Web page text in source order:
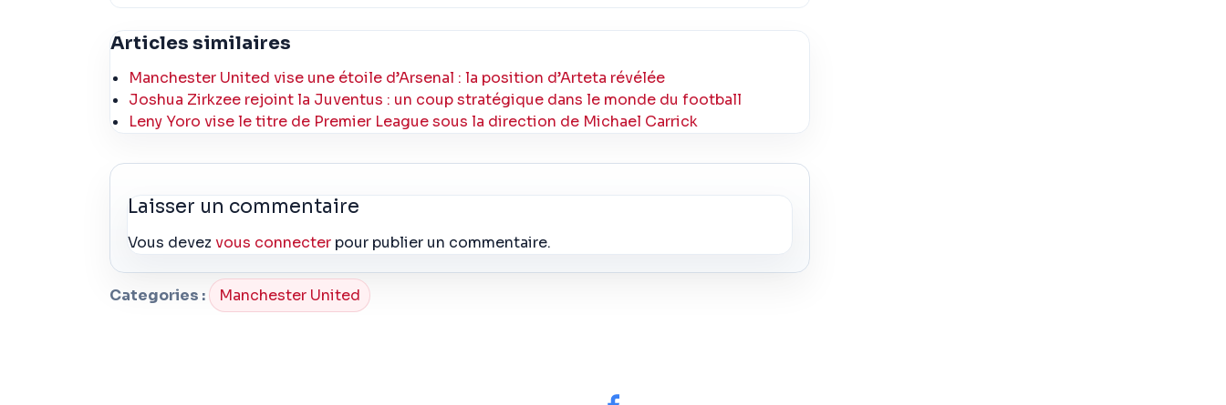
Articles similaires
Manchester United vise une étoile d’Arsenal : la position d’Arteta révélée
Joshua Zirkzee rejoint la Juventus : un coup stratégique dans le monde du football
Leny Yoro vise le titre de Premier League sous la direction de Michael Carrick
Laisser un commentaire
Vous devezvous connecter pour publier un commentaire.
Categories : Manchester United